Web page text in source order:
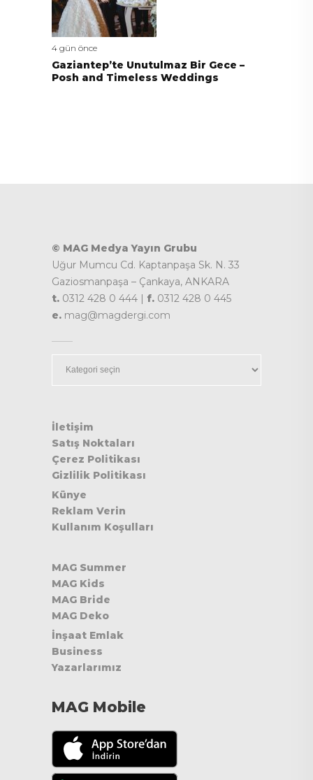
4 gün önce
Gaziantep’te Unutulmaz Bir Gece –
Posh and Timeless Weddings
© MAG Medya Yayın Grubu
Uğur Mumcu Cd. Kaptanpaşa Sk. N. 33
Gaziosmanpaşa – Çankaya, ANKARA
t. 0312 428 0 444 | f. 0312 428 0 445
e. mag@magdergi.com
İletişim
Satış Noktaları
Çerez Politikası
Gizlilik Politikası
Künye
Reklam Verin
Kullanım Koşulları
MAG Summer
MAG Kids
MAG Bride
MAG Deko
İnşaat Emlak
Business
Yazarlarımız
MAG Mobile